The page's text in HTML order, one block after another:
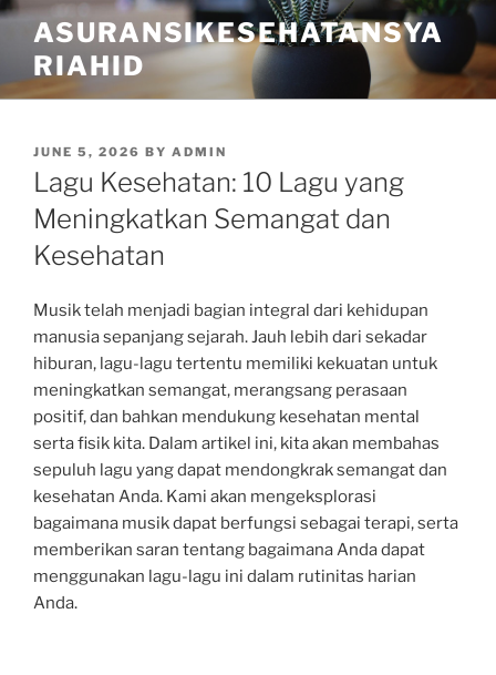
Skip
content
ASURANSIKESEHATANSYA
RIAHID
POSTED
ON
JUNE 5, 2026 BY ADMIN
Lagu Kesehatan: 10 Lagu yang
Meningkatkan Semangat dan
Kesehatan
Musik telah menjadi bagian integral dari kehidupan
manusia sepanjang sejarah. Jauh lebih dari sekadar
hiburan, lagu-lagu tertentu memiliki kekuatan untuk
meningkatkan semangat, merangsang perasaan
positif, dan bahkan mendukung kesehatan mental
serta fisik kita. Dalam artikel ini, kita akan membahas
sepuluh lagu yang dapat mendongkrak semangat dan
kesehatan Anda. Kami akan mengeksplorasi
bagaimana musik dapat berfungsi sebagai terapi, serta
memberikan saran tentang bagaimana Anda dapat
menggunakan lagu-lagu ini dalam rutinitas harian
Anda.